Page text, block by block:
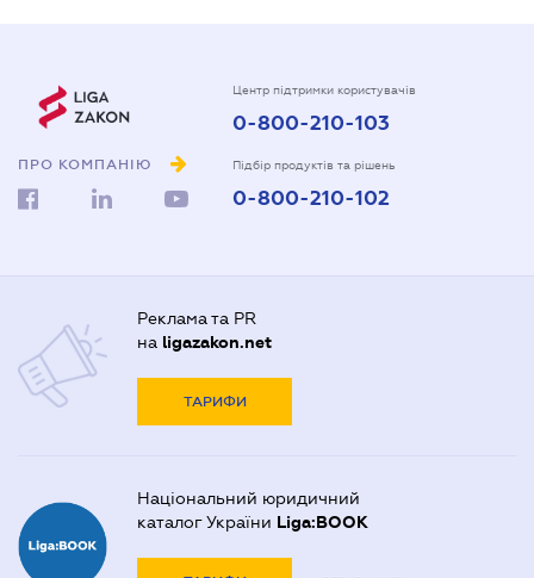
ПРО КОМПАНІЮ
Центр підтримки користувачів
0-800-210-103
Підбір продуктів та рішень
0-800-210-102
Реклама та PR
на ligazakon.net
ТАРИФИ
Національний юридичний
каталог України Liga:BOOK